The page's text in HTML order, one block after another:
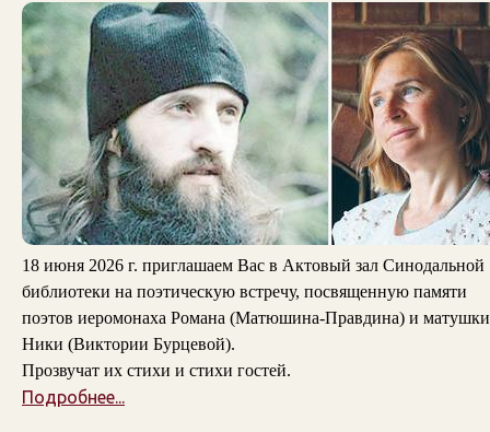
18 июня 2026 г. приглашаем Вас в Актовый зал Синодальной
библиотеки на поэтическую встречу, посвященную памяти
поэтов иеромонаха Романа (Матюшина-Правдина) и матушки
Ники (Виктории Бурцевой).
Прозвучат их стихи и стихи гостей.
Подробнее...